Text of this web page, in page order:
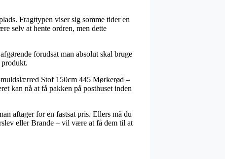
Fragttypen viser sig somme tider en
selv at hente ordren, men dette
forudsat man absolut skal bruge
produkt.
Stof 150cm 445 Mørkerød –
kan nå at få pakken på posthuset inden
aftager for en fastsat pris. Ellers må du
eller Brande – vil være at få dem til at